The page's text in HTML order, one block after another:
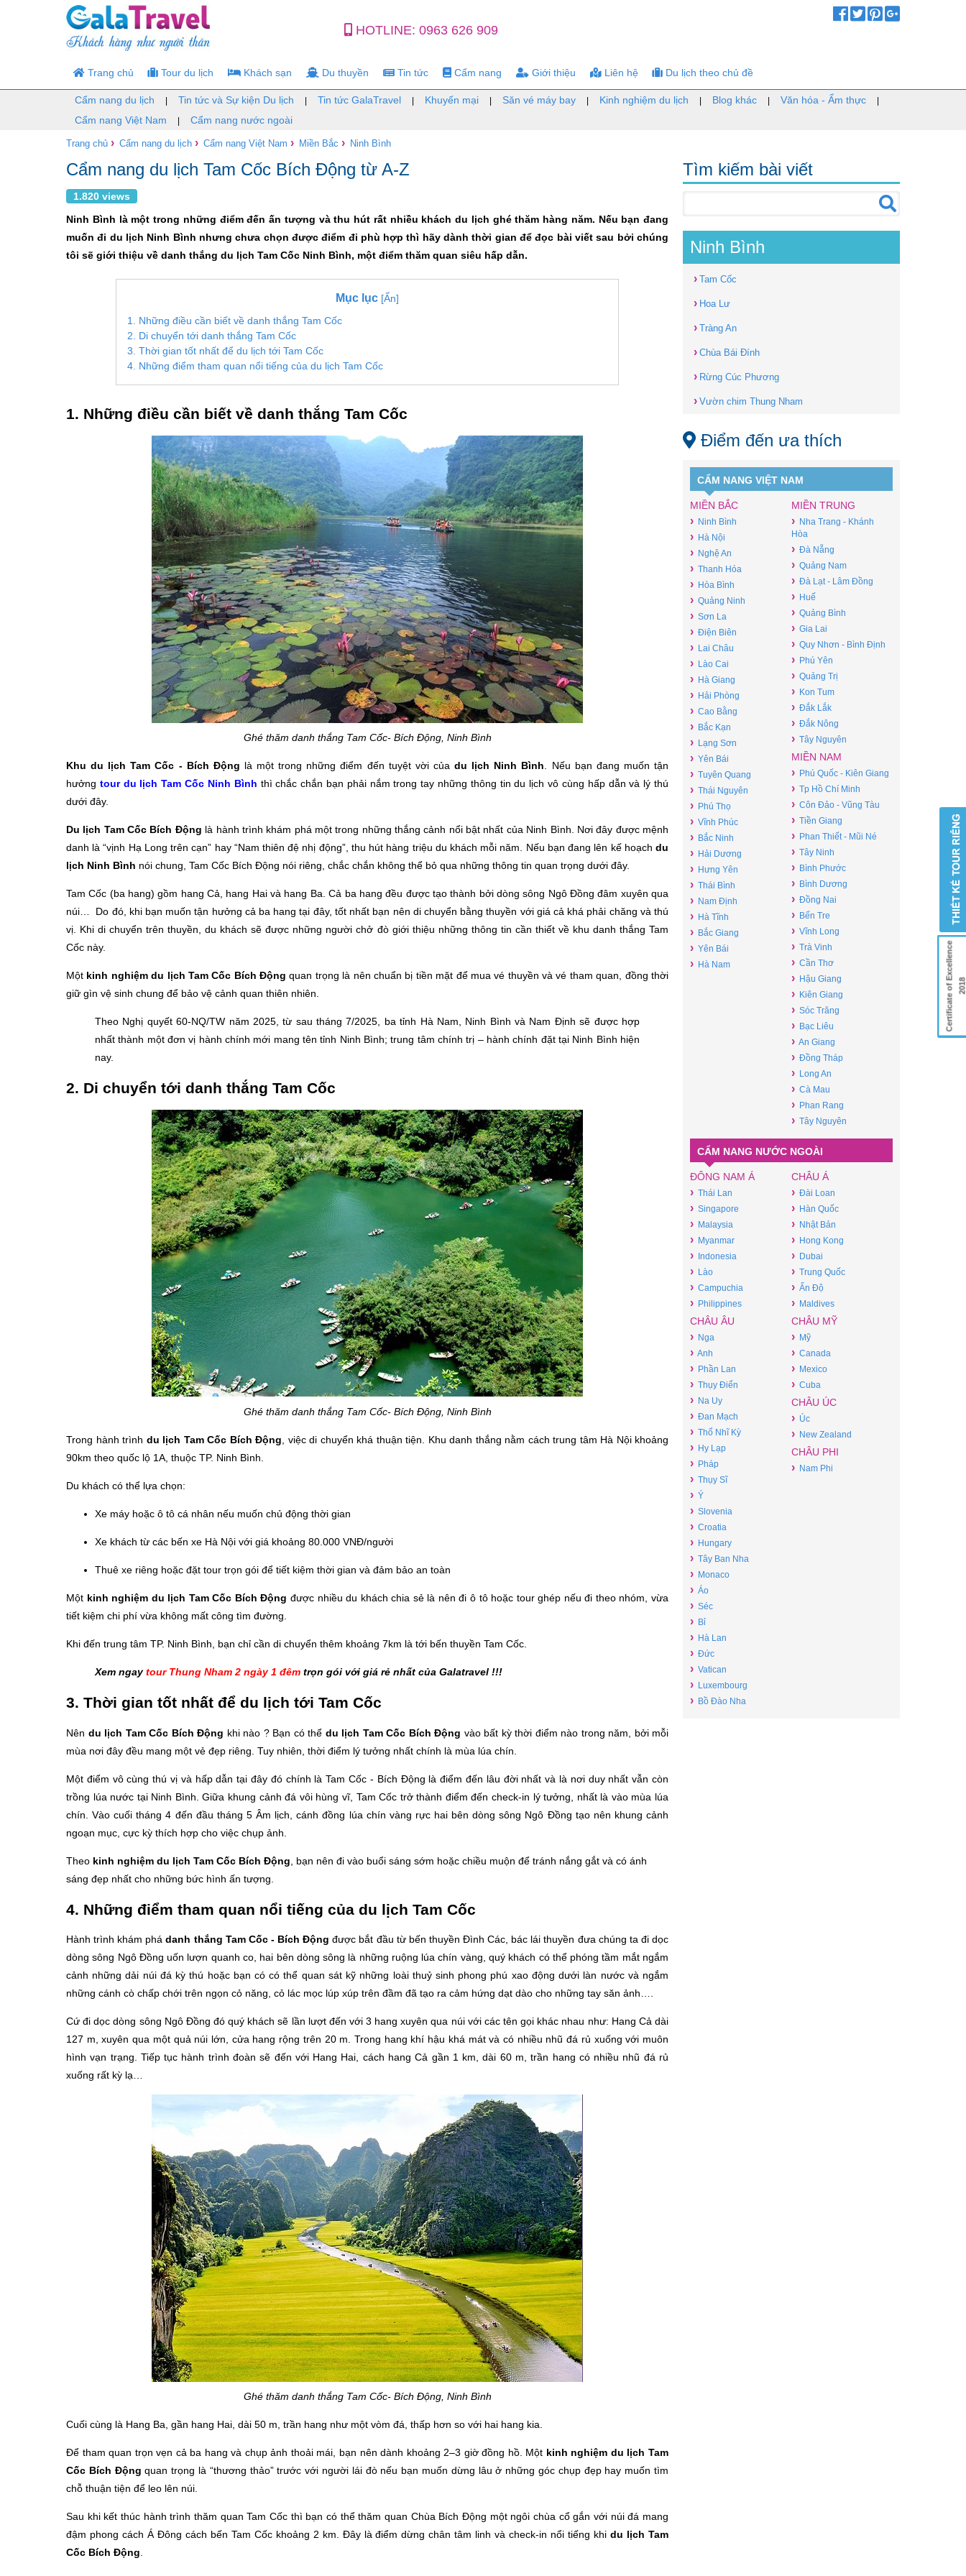
HOTLINE: 0963 626 909
Trang chủ Tour du lịch Khách sạn Du thuyền Tin tức Cẩm nang Giới thiệu Liên hệ Du lịch theo chủ đề
Cẩm nang du lịch Tin tức và Sự kiện Du lịch Tin tức GalaTravel Khuyến mại Săn vé máy bay Kinh nghiệm du lịch Blog khác Văn hóa - Ẩm thực
Cẩm nang Việt Nam Cẩm nang nước ngoài
Trang chủ › Cẩm nang du lịch › Cẩm nang Việt Nam › Miền Bắc › Ninh Bình
Cẩm nang du lịch Tam Cốc Bích Động từ A-Z
1.820 views
Ninh Bình là một trong những điểm đến ấn tượng và thu hút rất nhiều khách du lịch ghé thăm hàng năm. Nếu bạn đang
muốn đi du lịch Ninh Bình nhưng chưa chọn được điểm đi phù hợp thì hãy dành thời gian để đọc bài viết sau bởi chúng
tôi sẽ giới thiệu về danh thắng du lịch Tam Cốc Ninh Bình, một điểm thăm quan siêu hấp dẫn.
Mục lục [Ẩn]
1. Những điều cần biết về danh thắng Tam Cốc
2. Di chuyển tới danh thắng Tam Cốc
3. Thời gian tốt nhất để du lịch tới Tam Cốc
4. Những điểm tham quan nổi tiếng của du lịch Tam Cốc
1. Những điều cần biết về danh thắng Tam Cốc
Ghé thăm danh thắng Tam Cốc- Bích Động, Ninh Bình
Khu du lịch Tam Cốc - Bích Động là một trong những điểm đến tuyệt vời củadu lịch Ninh Bình . Nếu bạn đang muốn tận
hưởng tour du lịch Tam Cốc Ninh Bình thì chắc chắn bạn phải nắm trong tay những thông tin du lịch vô cùng hấp dẫn và lý thú
dưới đây.
Du lịch Tam Cốc Bích Động là hành trình khám phá một trong những thắng cảnh nổi bật nhất của Ninh Bình. Nơi đây được mệnh
danh là “vịnh Hạ Long trên cạn” hay “Nam thiên đệ nhị động”, thu hút hàng triệu du khách mỗi năm. Nếu bạn đang lên kế hoạch du
lịch Ninh Bình nói chung, Tam Cốc Bích Động nói riêng, chắc chắn không thể bỏ qua những thông tin quan trọng dưới đây.
Tam Cốc (ba hang) gồm hang Cả, hang Hai và hang Ba. Cả ba hang đều được tạo thành bởi dòng sông Ngô Đồng đâm xuyên qua
núi… Do đó, khi bạn muốn tận hưởng cả ba hang tại đây, tốt nhất bạn nên di chuyển bằng thuyền với giá cả khá phải chăng và thú
vị. Khi di chuyển trên thuyền, du khách sẽ được những người chở đò giới thiệu những thông tin cần thiết về khu danh thắng Tam
Cốc này.
Một kinh nghiệm du lịch Tam Cốc Bích Động quan trọng là nên chuẩn bị tiền mặt để mua vé thuyền và vé tham quan, đồng thời
giữ gìn vệ sinh chung để bảo vệ cảnh quan thiên nhiên.
Theo Nghị quyết 60-NQ/TW năm 2025, từ sau tháng 7/2025, ba tỉnh Hà Nam, Ninh Bình và Nam Định sẽ được hợp
nhất thành một đơn vị hành chính mới mang tên tỉnh Ninh Bình; trung tâm chính trị – hành chính đặt tại Ninh Bình hiện
nay.
2. Di chuyển tới danh thắng Tam Cốc
Ghé thăm danh thắng Tam Cốc- Bích Động, Ninh Bình
Trong hành trình du lịch Tam Cốc Bích Động , việc di chuyển khá thuận tiện. Khu danh thắng nằm cách trung tâm Hà Nội khoảng
90km theo quốc lộ 1A, thuộc TP. Ninh Bình.
Du khách có thể lựa chọn:
Xe máy hoặc ô tô cá nhân nếu muốn chủ động thời gian
Xe khách từ các bến xe Hà Nội với giá khoảng 80.000 VNĐ/người
Thuê xe riêng hoặc đặt tour trọn gói để tiết kiệm thời gian và đảm bảo an toàn
Một kinh nghiệm du lịch Tam Cốc Bích Động được nhiều du khách chia sẻ là nên đi ô tô hoặc tour ghép nếu đi theo nhóm, vừa
tiết kiệm chi phí vừa không mất công tìm đường.
Khi đến trung tâm TP. Ninh Bình, bạn chỉ cần di chuyển thêm khoảng 7km là tới bến thuyền Tam Cốc.
Xem ngaytour Thung Nham 2 ngày 1 đêm trọn gói với giá rẻ nhất của Galatravel !!!
3. Thời gian tốt nhất để du lịch tới Tam Cốc
Nên du lịch Tam Cốc Bích Động khi nào ? Bạn có thể du lịch Tam Cốc Bích Động vào bất kỳ thời điểm nào trong năm, bởi mỗi
mùa nơi đây đều mang một vẻ đẹp riêng. Tuy nhiên, thời điểm lý tưởng nhất chính là mùa lúa chín.
Một điểm vô cùng thú vị và hấp dẫn tại đây đó chính là Tam Cốc - Bích Động là điểm đến lâu đời nhất và là nơi duy nhất vẫn còn
trồng lúa nước tại Ninh Bình. Giữa khung cảnh đá vôi hùng vĩ, Tam Cốc trở thành điểm đến check-in lý tưởng, nhất là vào mùa lúa
chín. Vào cuối tháng 4 đến đầu tháng 5 Âm lịch, cánh đồng lúa chín vàng rực hai bên dòng sông Ngô Đồng tạo nên khung cảnh
ngoạn mục, cực kỳ thích hợp cho việc chụp ảnh.
Theo kinh nghiệm du lịch Tam Cốc Bích Động , bạn nên đi vào buổi sáng sớm hoặc chiều muộn để tránh nắng gắt và có ánh
sáng đẹp nhất cho những bức hình ấn tượng.
4. Những điểm tham quan nổi tiếng của du lịch Tam Cốc
Hành trình khám phádanh thắng Tam Cốc - Bích Động được bắt đầu từ bến thuyền Đình Các, bác lái thuyền đưa chúng ta đi dọc
dòng sông Ngô Đồng uốn lượn quanh co, hai bên dòng sông là những ruộng lúa chín vàng, quý khách có thể phóng tầm mắt ngắm
cảnh những dải núi đá kỳ thú hoặc bạn có có thể quan sát kỹ những loài thuỷ sinh phong phú xao động dưới làn nước và ngắm
những cánh cò chấp chới trên ngọn cỏ năng, cỏ lác mọc lúp xúp trên đầm đã tạo ra cảm hứng dạt dào cho những tay săn ảnh….
Cứ đi dọc dòng sông Ngô Đồng đó quý khách sẽ lần lượt đến với 3 hang xuyên qua núi với các tên gọi khác nhau như: Hang Cả dài
127 m, xuyên qua một quả núi lớn, cửa hang rộng trên 20 m. Trong hang khí hậu khá mát và có nhiều nhũ đá rủ xuống với muôn
hình vạn trạng. Tiếp tục hành trình đoàn sẽ đến với Hang Hai, cách hang Cả gần 1 km, dài 60 m, trần hang có nhiều nhũ đá rủ
xuống rất kỳ lạ…
Ghé thăm danh thắng Tam Cốc- Bích Động, Ninh Bình
Cuối cùng là Hang Ba, gần hang Hai, dài 50 m, trần hang như một vòm đá, thấp hơn so với hai hang kia.
Để tham quan trọn vẹn cả ba hang và chụp ảnh thoải mái, bạn nên dành khoảng 2–3 giờ đồng hồ. Một kinh nghiệm du lịch Tam
Cốc Bích Động quan trọng là “thương thảo” trước với người lái đò nếu bạn muốn dừng lâu ở những góc chụp đẹp hay muốn tìm
chỗ thuận tiện để leo lên núi.
Sau khi kết thúc hành trình thăm quan Tam Cốc thì bạn có thể thăm quan Chùa Bích Động một ngôi chùa cổ gắn với núi đá mang
đậm phong cách Á Đông cách bến Tam Cốc khoảng 2 km. Đây là điểm dừng chân tâm linh và check-in nổi tiếng khidu lịch Tam
Cốc Bích Động.
Tìm kiếm bài viết
Ninh Bình
› Tam Cốc
› Hoa Lư
› Tràng An
› Chùa Bái Đính
› Rừng Cúc Phương
› Vườn chim Thung Nham
Điểm đến ưa thích
CẨM NANG VIỆT NAM
MIỀN BẮC
› Ninh Bình
› Hà Nội
› Nghệ An
› Thanh Hóa
› Hòa Bình
› Quảng Ninh
› Sơn La
› Điện Biên
› Lai Châu
› Lào Cai
› Hà Giang
› Hải Phòng
› Cao Bằng
› Bắc Kạn
› Lạng Sơn
› Yên Bái
› Tuyên Quang
› Thái Nguyên
› Phú Thọ
› Vĩnh Phúc
› Bắc Ninh
› Hải Dương
› Hưng Yên
› Thái Bình
› Nam Định
› Hà Tĩnh
› Bắc Giang
› Yên Bái
› Hà Nam
MIỀN TRUNG
› Nha Trang - Khánh
Hòa
› Đà Nẵng
› Quảng Nam
› Đà Lạt - Lâm Đồng
› Huế
› Quảng Bình
› Gia Lai
› Quy Nhơn - Bình Định
› Phú Yên
› Quảng Trị
› Kon Tum
› Đắk Lắk
› Đắk Nông
› Tây Nguyên
MIỀN NAM
› Phú Quốc - Kiên Giang
› Tp Hồ Chí Minh
› Côn Đảo - Vũng Tàu
› Tiền Giang
› Phan Thiết - Mũi Né
› Tây Ninh
› Bình Phước
› Bình Dương
› Đồng Nai
› Bến Tre
› Vĩnh Long
› Trà Vinh
› Cần Thơ
› Hậu Giang
› Kiên Giang
› Sóc Trăng
› Bạc Liêu
› An Giang
› Đồng Tháp
› Long An
› Cà Mau
› Phan Rang
› Tây Nguyên
CẨM NANG NƯỚC NGOÀI
ĐÔNG NAM Á
› Thái Lan
› Singapore
› Malaysia
› Myanmar
› Indonesia
› Lào
› Campuchia
› Philippines
CHÂU Á
› Đài Loan
› Hàn Quốc
› Nhật Bản
› Hong Kong
› Dubai
› Trung Quốc
› Ấn Độ
› Maldives
CHÂU ÂU
› Nga
› Anh
› Phần Lan
› Thụy Điển
› Na Uy
› Đan Mạch
› Thổ Nhĩ Kỳ
› Hy Lạp
› Pháp
› Thụy Sĩ
› Ý
› Slovenia
› Croatia
› Hungary
› Tây Ban Nha
› Monaco
› Áo
› Séc
› Bỉ
› Hà Lan
› Đức
› Vatican
› Luxembourg
› Bồ Đào Nha
CHÂU MỸ
› Mỹ
› Canada
› Mexico
› Cuba
CHÂU ÚC
› Úc
› New Zealand
CHÂU PHI
› Nam Phi
Certificate of Excellence 2018